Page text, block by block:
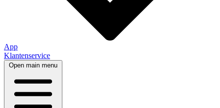
App
Klantenservice
Open main menu